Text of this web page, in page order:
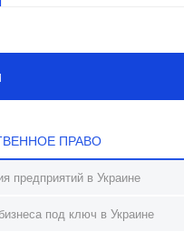
ПРАВО
предприятий в Украине
под ключ в Украине